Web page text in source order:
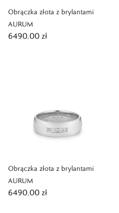
Obrączka złota z brylantami
AURUM
6490,00 zł
Obrączka złota z brylantami
AURUM
6490,00 zł